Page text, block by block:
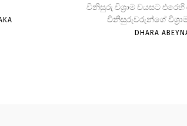
විනිසුරු විශ්‍රාම වයසට
විනිසුරුවරුන්ගේ විශ්‍රාම
DHARA